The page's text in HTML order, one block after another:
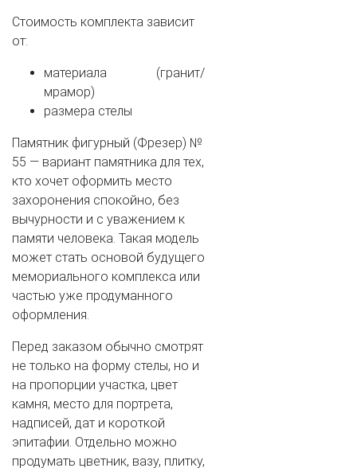
Стоимость комплекта зависит
от:
материала (гранит/
мрамор)
размера стелы
Памятник фигурный (Фрезер) №
55 — вариант памятника для тех,
кто хочет оформить место
захоронения спокойно, без
вычурности и с уважением к
памяти человека. Такая модель
может стать основой будущего
мемориального комплекса или
частью уже продуманного
оформления.
Перед заказом обычно смотрят
не только на форму стелы, но и
на пропорции участка, цвет
камня, место для портрета,
надписей, дат и короткой
эпитафии. Отдельно можно
продумать цветник, вазу, плитку,